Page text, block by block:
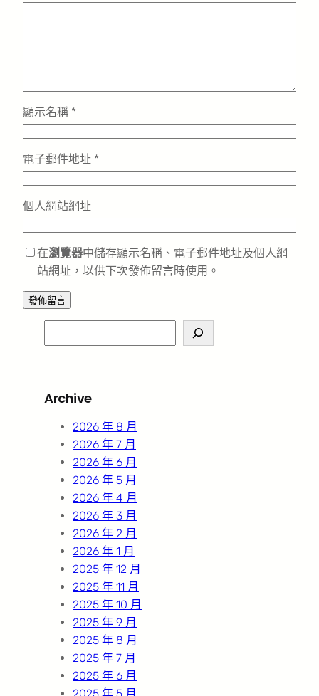
顯示名稱 *
電子郵件地址 *
個人網站網址
在瀏覽器中儲存顯示名稱、電子郵件地址及個人網
站網址，以供下次發佈留言時使用。
e
c
Archive
2026 年 8 月
2026 年 7 月
2026 年 6 月
2026 年 5 月
2026 年 4 月
2026 年 3 月
2026 年 2 月
2026 年 1 月
2025 年 12 月
2025 年 11 月
2025 年 10 月
2025 年 9 月
2025 年 8 月
2025 年 7 月
2025 年 6 月